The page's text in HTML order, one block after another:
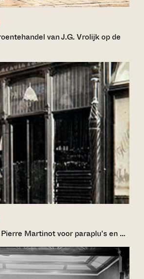
van J.G. Vrolijk op de
Martinot voor paraplu's en …